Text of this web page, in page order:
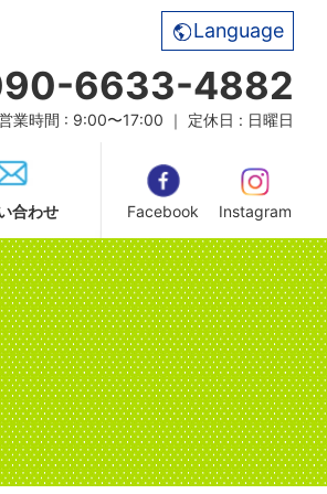
Language
6633-4882
業時間 : 9:00〜17:00 ｜ 定休日 : 日曜日
合わせ Facebook Instagram